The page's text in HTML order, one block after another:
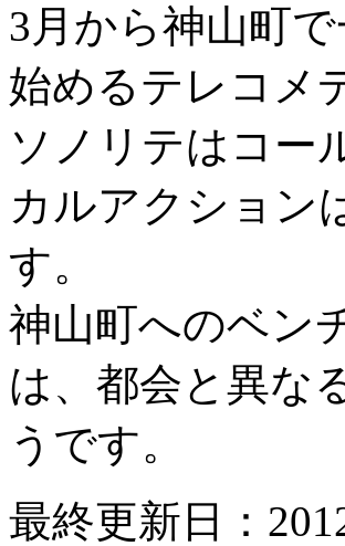
3月から神山町
始めるテレコメ
ソノリテはコー
カルアクション
す。
神山町へのベン
は、都会と異な
うです。
最終更新日：